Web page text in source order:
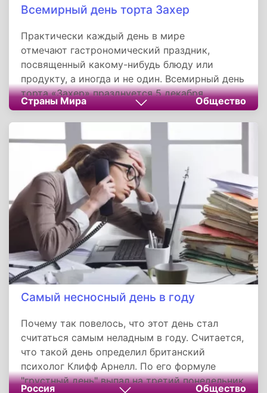
Всемирный день торта Захер
Практически каждый день в мире
отмечают гастрономический праздник,
посвященный какому-нибудь блюду или
продукту, а иногда и не один. Всемирный день
торта «Захер» празднуется 5 декабря,
праздник одного из самых популярных в мире
десертов.
Страны Мира Общество
Самый несносный день в году
Почему так повелось, что этот день стал
считаться самым неладным в году. Считается,
что такой день определил британский
психолог Клифф Арнелл. По его формуле
"грустный день" выпал на третий понедельник
Россия Общество